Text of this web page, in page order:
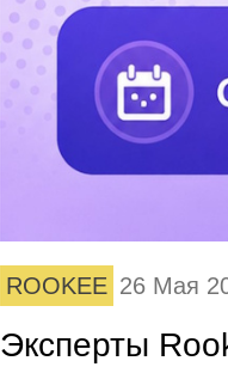
ROOKEE 26 Мая
Эксперты